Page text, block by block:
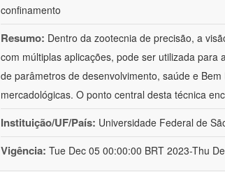
confinamento
Resumo: Dentro da zootecnia de precisão, a
com múltiplas aplicações, pode ser utilizada
de parâmetros de desenvolvimento, saúde e
mercadológicas. O ponto central desta técnica
Instituição/UF/País: Universidade Federal de
Vigência: Tue Dec 05 00:00:00 BRT 2023-Thu